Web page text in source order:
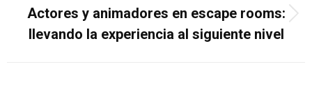
Publicación
siguiente:
Actores y animadores en escape rooms:
llevando la experiencia al siguiente nivel